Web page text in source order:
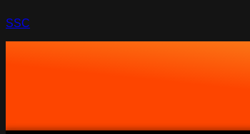
SSC